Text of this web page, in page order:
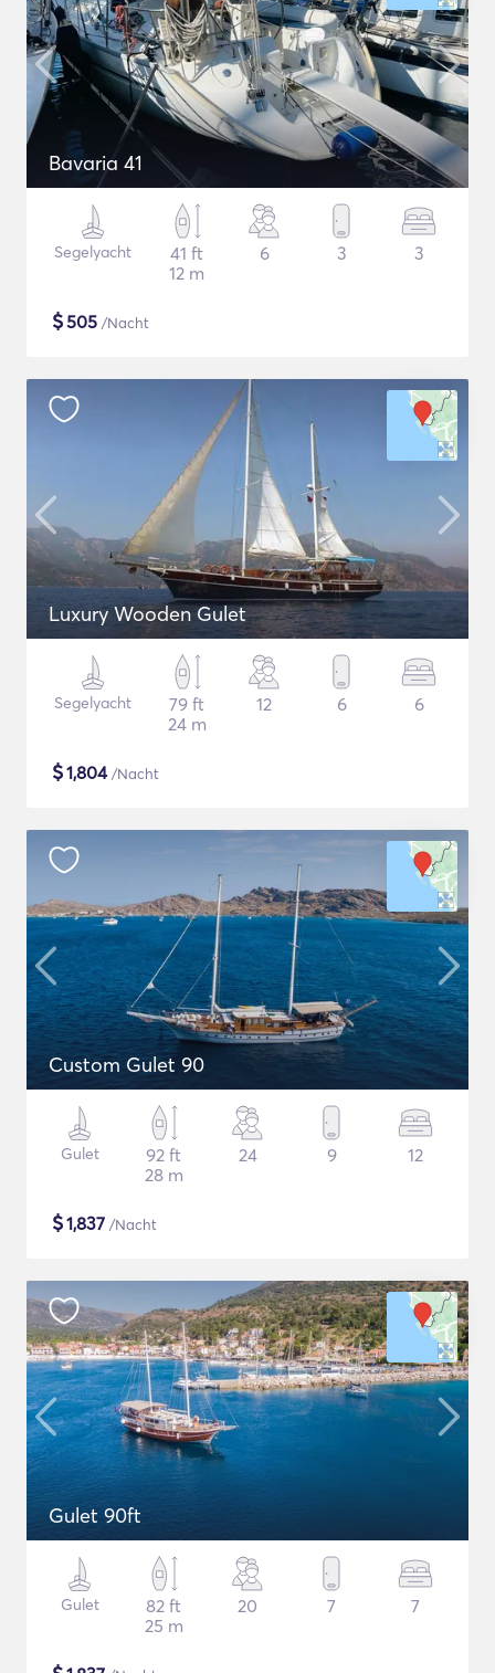
Bavaria 41
Segelyacht
41 ft
12 m
6 3 3
$505 /Nacht
Luxury Wooden Gulet
Segelyacht
79 ft
24 m
12 6 6
$1,804/Nacht
Custom Gulet 90
Gulet
92 ft
28 m
24 9 12
$1,837 /Nacht
Gulet 90ft
Gulet
82 ft
25 m
20 7 7